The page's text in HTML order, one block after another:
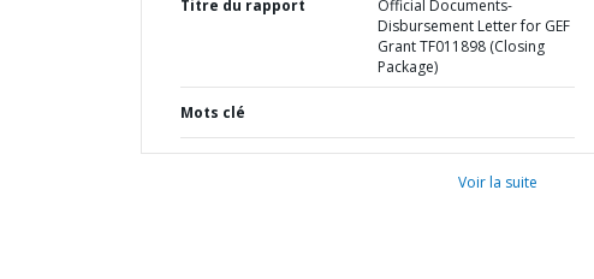
Titre du rapport
Official Documents-
Disbursement Letter for GEF
Grant TF011898 (Closing
Package)
Mots clé
Voir la suite